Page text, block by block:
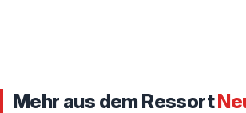
Mehr aus dem Ressort